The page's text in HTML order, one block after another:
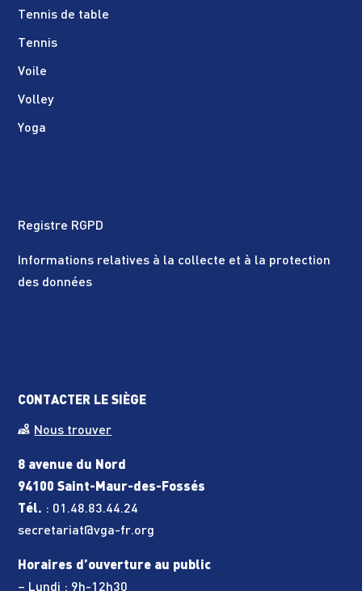
Tennis de table
Tennis
Voile
Volley
Yoga
Registre RGPD
Informations relatives à la collecte et à la protection
des données
CONTACTER LE SIÈGE
Nous trouver
8 avenue du Nord
94100 Saint-Maur-des-Fossés
Tél. : 01.48.83.44.24
secretariat@vga-fr.org
Horaires d’ouverture au public
– Lundi : 9h-12h30